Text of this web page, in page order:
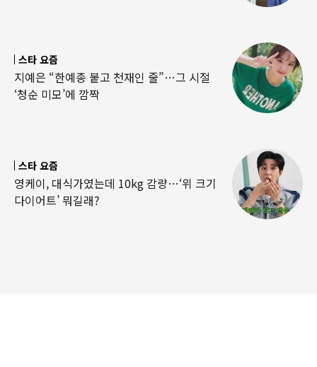
스타 요즘
지예은 “한예종 붙고 천재인 줄”…그 시절
‘청순 미모’에 깜짝
스타 요즘
영케이, 대식가였는데 10kg 감량…‘위 크기
다이어트’ 뭐길래?